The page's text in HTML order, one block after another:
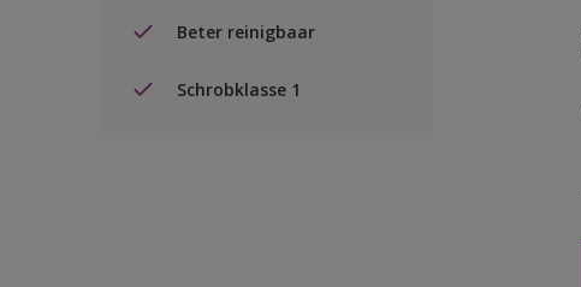
Beter reinigbaar
Schrobklasse 1